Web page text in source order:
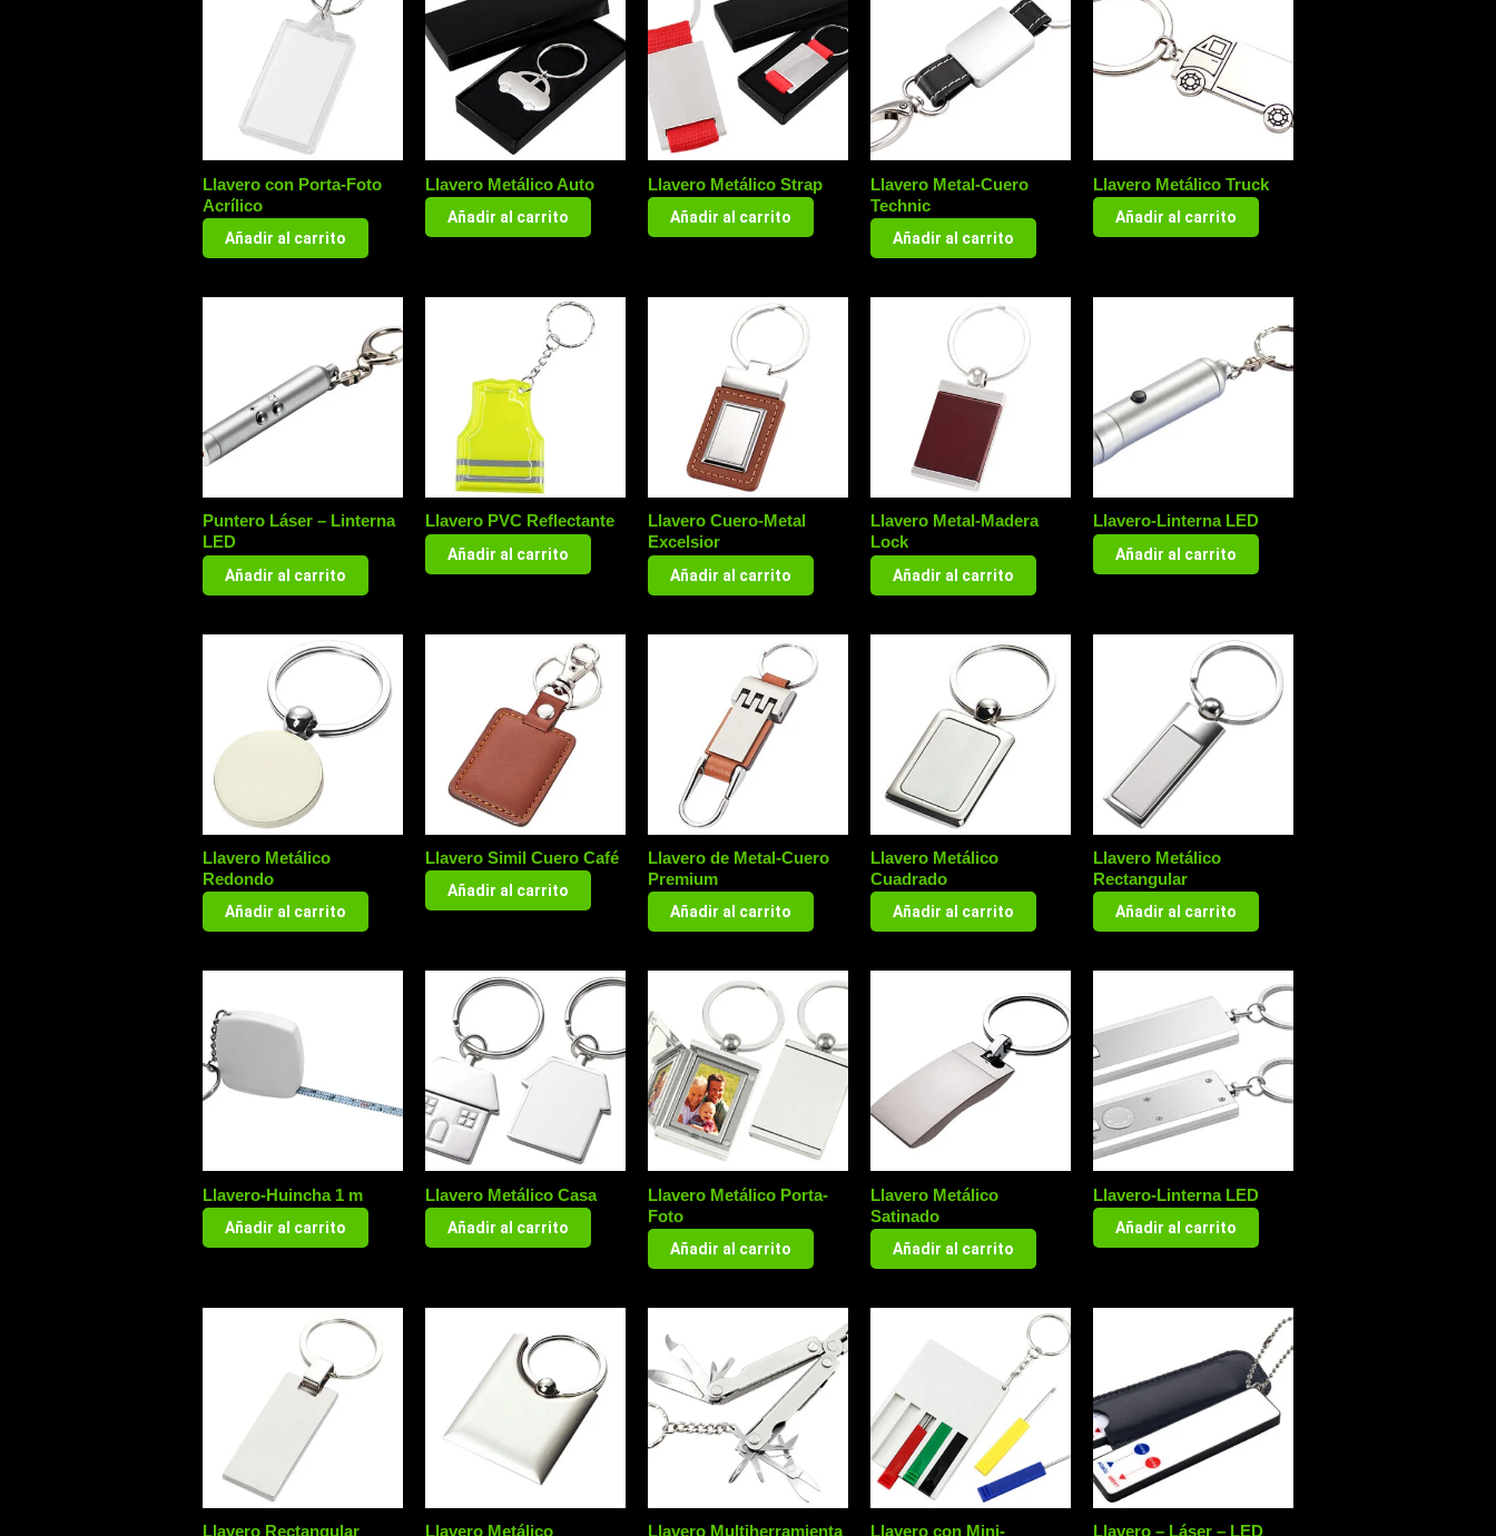
Llavero con Porta-Foto
Acrílico
Añadir al carrito
Llavero Metálico Auto
Añadir al carrito
Llavero Metálico Strap
Añadir al carrito
Llavero Metal-Cuero
Technic
Añadir al carrito
Llavero Metálico Truck
Añadir al carrito
Puntero Láser – Linterna
LED
Añadir al carrito
Llavero PVC Reflectante
Añadir al carrito
Llavero Cuero-Metal
Excelsior
Añadir al carrito
Llavero Metal-Madera
Lock
Añadir al carrito
Llavero-Linterna LED
Añadir al carrito
Llavero Metálico
Redondo
Añadir al carrito
Llavero Simil Cuero Café
Añadir al carrito
Llavero de Metal-Cuero
Premium
Añadir al carrito
Llavero Metálico
Cuadrado
Añadir al carrito
Llavero Metálico
Rectangular
Añadir al carrito
Llavero-Huincha 1 m
Añadir al carrito
Llavero Metálico Casa
Añadir al carrito
Llavero Metálico Porta-
Foto
Añadir al carrito
Llavero Metálico
Satinado
Añadir al carrito
Llavero-Linterna LED
Añadir al carrito
Llavero Rectangular
Llavero Metálico
Llavero Multiherramienta
Llavero con Mini-
Llavero – Láser – LED